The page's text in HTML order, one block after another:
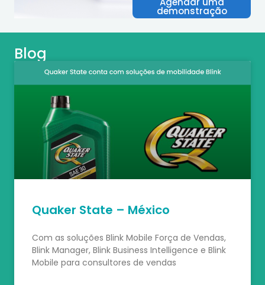
demonstração
Blog
Quaker State – México
Com as soluções Blink Mobile Força de Vendas,
Blink Manager, Blink Business Intelligence e Blink
Mobile para consultores de vendas